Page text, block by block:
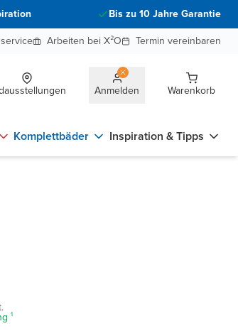
Bis zu 10 Jahre Garantie
Arbeiten bei X²O Termin vereinbaren
Anmelden Warenkorb
Komplettbäder Inspiration & Tipps
¹